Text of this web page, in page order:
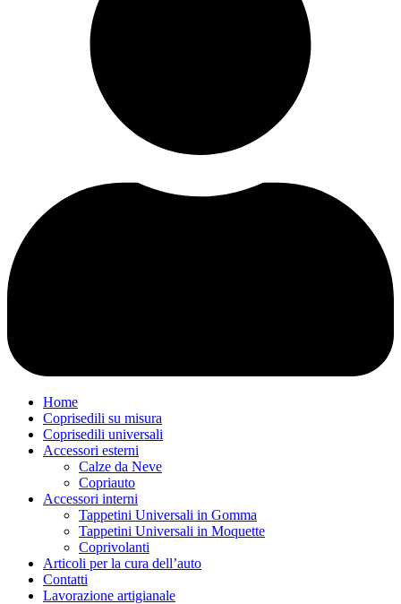
Home
Coprisedili su misura
Coprisedili universali
Accessori esterni
Calze da Neve
Copriauto
Accessori interni
Tappetini Universali in Gomma
Tappetini Universali in Moquette
Coprivolanti
Articoli per la cura dell’auto
Contatti
Lavorazione artigianale